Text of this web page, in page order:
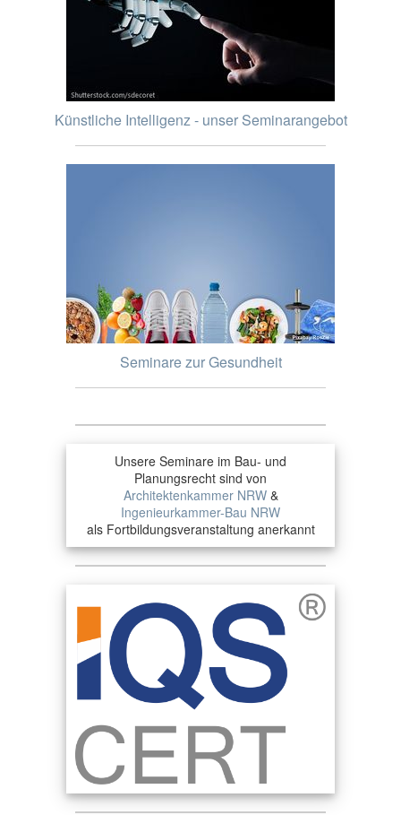
Künstliche Intelligenz - unser Seminarangebot
Seminare zur Gesundheit
Unsere Seminare im Bau- und
Planungsrecht sind von
Architektenkammer NRW&
Ingenieurkammer-Bau NRW
als Fortbildungsveranstaltung anerkannt